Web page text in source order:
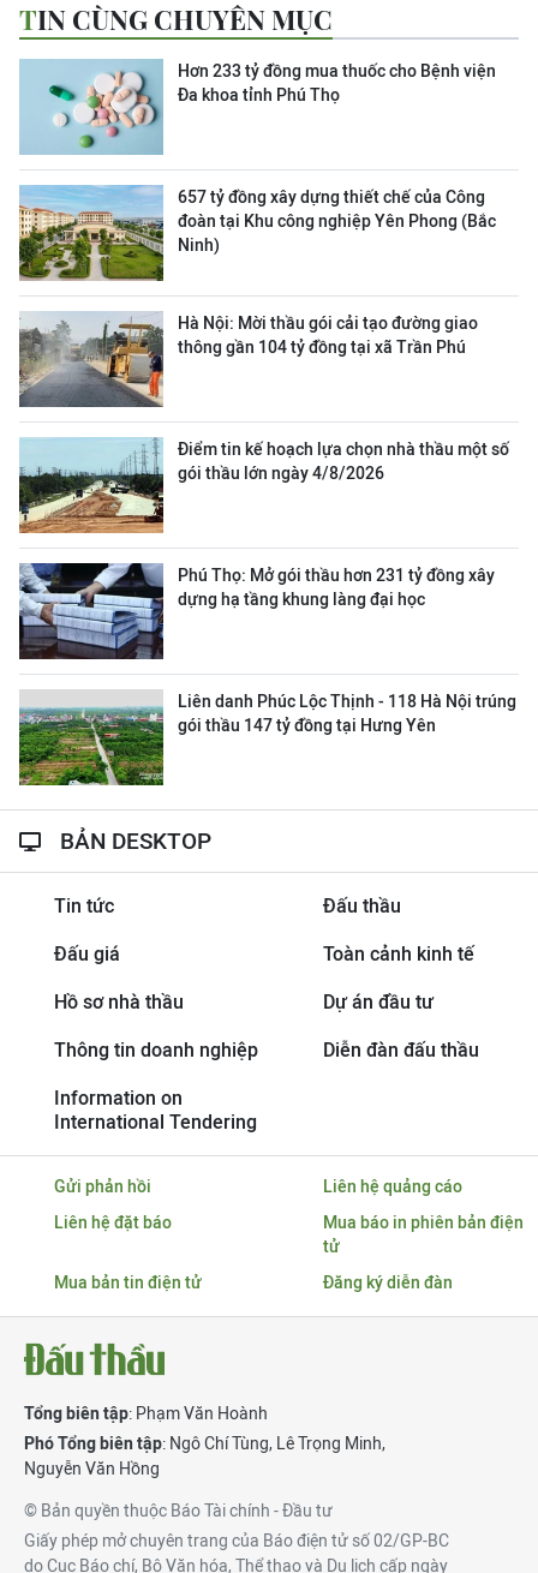
TIN CÙNG CHUYÊN MỤC
Hơn 233 tỷ đồng mua thuốc cho Bệnh viện
Đa khoa tỉnh Phú Thọ
657 tỷ đồng xây dựng thiết chế của Công
đoàn tại Khu công nghiệp Yên Phong (Bắc
Ninh)
Hà Nội: Mời thầu gói cải tạo đường giao
thông gần 104 tỷ đồng tại xã Trần Phú
Điểm tin kế hoạch lựa chọn nhà thầu một số
gói thầu lớn ngày 4/8/2026
Phú Thọ: Mở gói thầu hơn 231 tỷ đồng xây
dựng hạ tầng khung làng đại học
Liên danh Phúc Lộc Thịnh - 118 Hà Nội trúng
gói thầu 147 tỷ đồng tại Hưng Yên
BẢN DESKTOP
Tin tức Đấu thầu
Đấu giá Toàn cảnh kinh tế
Hồ sơ nhà thầu Dự án đầu tư
Thông tin doanh nghiệp Diễn đàn đấu thầu
Information on
International Tendering
Gửi phản hồi
Liên hệ quảng cáo
Liên hệ đặt báo
Mua báo in phiên bản điện
tử
Mua bản tin điện tử
Đăng ký diễn đàn
Tổng biên tập: Phạm Văn Hoành
Phó Tổng biên tập: Ngô Chí Tùng, Lê Trọng Minh,
Nguyễn Văn Hồng
© Bản quyền thuộc Báo Tài chính - Đầu tư
Giấy phép mở chuyên trang của Báo điện tử số 02/GP-BC
do Cục Báo chí, Bộ Văn hóa, Thể thao và Du lịch cấp ngày